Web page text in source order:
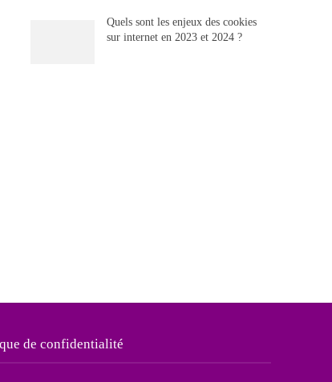
Quels sont les enjeux des cookies
sur internet en 2023 et 2024 ?
de confidentialité